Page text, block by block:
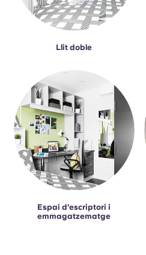
Llit doble
Espai d'escriptori i
emmagatzematge